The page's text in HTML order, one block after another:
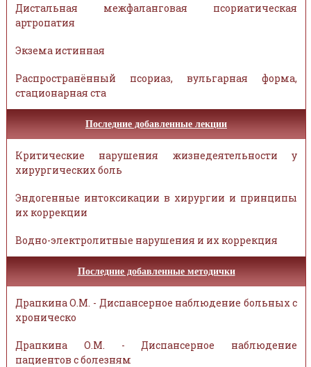
Дистальная межфаланговая псориатическая
артропатия
Экзема истинная
Распространённый псориаз, вульгарная форма,
стационарная ста
Последние добавленные лекции
Критические нарушения жизнедеятельности у
хирургических боль
Эндогенные интоксикации в хирургии и принципы
их коррекции
Водно-электролитные нарушения и их коррекция
Последние добавленные методички
Драпкина О.М. - Диспансерное наблюдение больных с
хроническо
Драпкина О.М. - Диспансерное наблюдение
пациентов с болезням